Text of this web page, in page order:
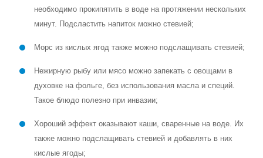
необходимо прокипятить в воде на протяжении нескольких
минут. Подсластить напиток можно стевией;
Морс из кислых ягод также можно подслащивать стевией;
Нежирную рыбу или мясо можно запекать с овощами в
духовке на фольге, без использования масла и специй.
Такое блюдо полезно при инвазии;
Хороший эффект оказывают каши, сваренные на воде. Их
также можно подслащивать стевией и добавлять в них
кислые ягоды;